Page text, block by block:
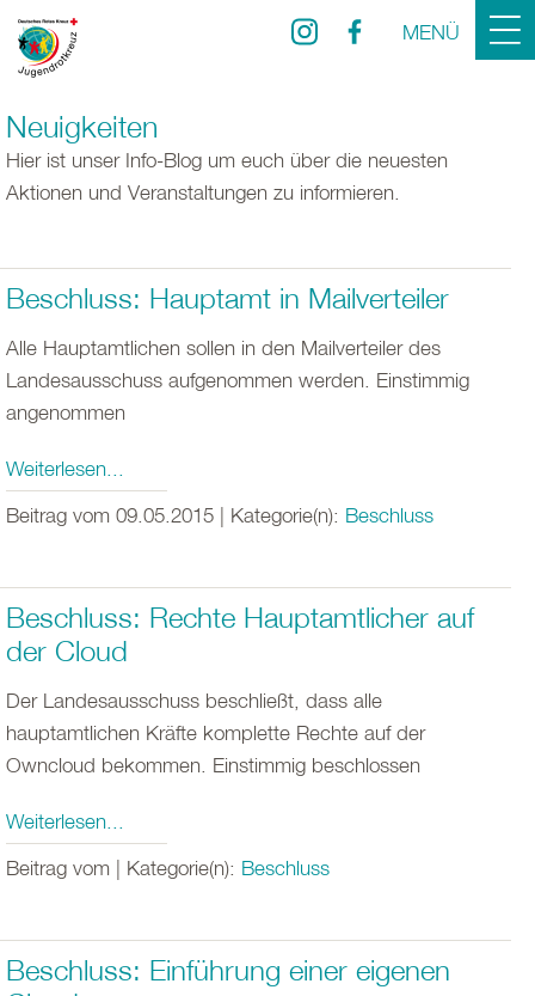
MENÜ
Neuigkeiten
Hier ist unser Info-Blog um euch über die neuesten
Aktionen und Veranstaltungen zu informieren.
Beschluss: Hauptamt in Mailverteiler
Alle Hauptamtlichen sollen in den Mailverteiler des
Landesausschuss aufgenommen werden. Einstimmig
angenommen
Weiterlesen...
Beitrag vom 09.05.2015 | Kategorie(n): Beschluss
Beschluss: Rechte Hauptamtlicher auf
der Cloud
Der Landesausschuss beschließt, dass alle
hauptamtlichen Kräfte komplette Rechte auf der
Owncloud bekommen. Einstimmig beschlossen
Weiterlesen...
Beitrag vom | Kategorie(n): Beschluss
Beschluss: Einführung einer eigenen